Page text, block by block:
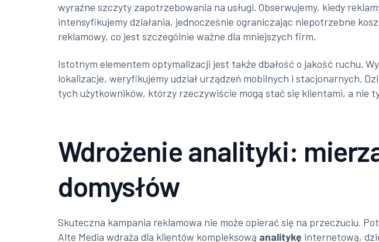
wyraźne szczyty zapotrzebowania na usługi. Obserwujemy, kiedy
intensyfikujemy działania, jednocześnie ograniczając niepotrzebne
reklamowy, co jest szczególnie ważne dla mniejszych firm.
Istotnym elementem optymalizacji jest także dbałość o jakość ruchu.
lokalizacje, weryfikujemy udział urządzeń mobilnych i stacjonarnych.
tych użytkowników, którzy rzeczywiście mogą stać się klientami, a nie
Wdrożenie analityki:
domysłów
Skuteczna kampania reklamowa nie może opierać się na przeczuciu.
Alte Media wdraża dla klientów kompleksową analitykę internetową,